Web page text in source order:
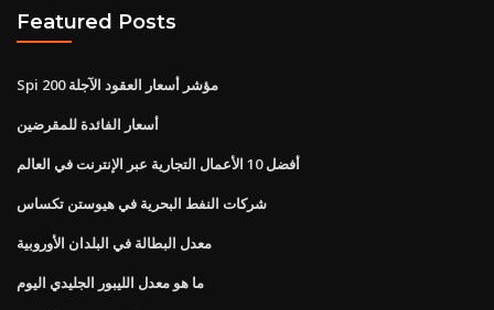
Featured Posts
Spi 200 مؤشر أسعار العقود الآجلة
أسعار الفائدة للمقرضين
أفضل 10 الأعمال التجارية عبر الإنترنت في العالم
شركات النفط البحرية في هيوستن تكساس
معدل البطالة في البلدان الأوروبية
ما هو معدل الليبور الجليدي اليوم